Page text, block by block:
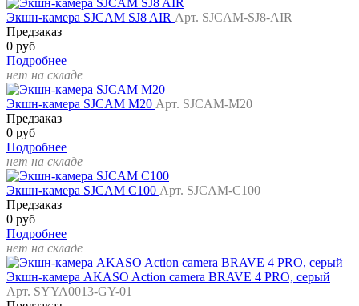
Экшн-камера SJCAM SJ8 AIR Арт. SJCAM-SJ8-AIR
Предзаказ
0 руб
Подробнее
нет на складе
Экшн-камера SJCAM M20 Арт. SJCAM-M20
Предзаказ
0 руб
Подробнее
нет на складе
Экшн-камера SJCAM C100 Арт. SJCAM-C100
Предзаказ
0 руб
Подробнее
нет на складе
Экшн-камера AKASO Action camera BRAVE 4 PRO, серый
Арт. SYYA0013-GY-01